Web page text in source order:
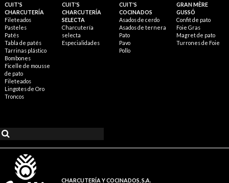
CUIT'S
CHARCUTERÍA
Fileteados
Pasteles
Patés
Tabla de patés
Tarrinas plástico
Bombones
Ficelle de mousse
de pato
Fileteados
Lingotes de Oro
Troncos
CUIT'S
CHARCUTERÍA
SELECTA
Charcutería
selecta
Especialidades
CUIT'S
COCINADOS
Asados de cerdo
Asados de ternera
Pato
Pavo
Pollo
GRAN MÈRE
GUSSÓ
Confit de pato
Foie Gras
Magret de pato
Turrones de Foie
CHARCUTERÍA Y COCINADOS, S.A.